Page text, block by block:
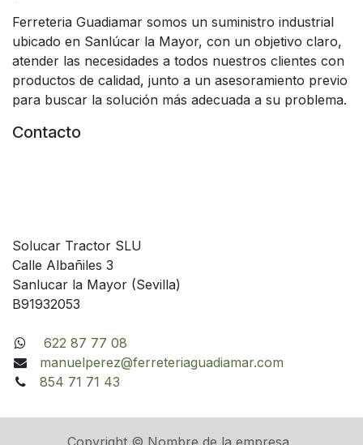
Ferreteria Guadiamar somos un suministro industrial
ubicado en Sanlúcar la Mayor, con un objetivo claro,
atender las necesidades a todos nuestros clientes con
productos de calidad, junto a un asesoramiento previo
para buscar la solución más adecuada a su problema.
Contacto
Solucar Tractor SLU
Calle Albañiles 3
Sanlucar la Mayor (Sevilla)
B91932053
622 87 77 08
manuelperez@ferreteriaguadiamar.com
854 71 71 43
Copyright © Nombre de la empresa